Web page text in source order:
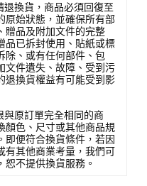
退換貨，商品必須回復至
原始狀態，並確保所有部
贈品及附加文件的完整
品已拆封使用、貼紙或標
除、或有任何部件、包
文件遺失、故障、受到污
退換貨權益有可能受到影
與原訂單完全相同的商
顏色、尺寸或其他商品規
即便符合換貨條件，若因
有其他商業考量，我們可
恕不提供換貨服務。